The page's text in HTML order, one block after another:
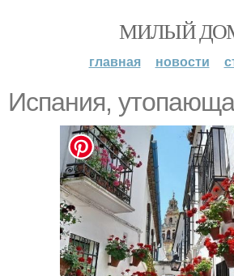
МИЛЫЙ
главная новости
Испания,